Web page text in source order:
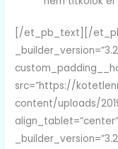
[/et_pb_text][/
src=”https://
content/uploads/